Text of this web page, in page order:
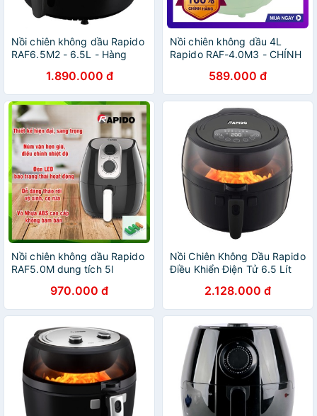
Nồi chiên không dầu Rapido
RAF6.5M2 - 6.5L - Hàng
1.890.000 đ
Nồi chiên không dầu 4L
Rapido RAF-4.0M3 - CHÍNH
589.000 đ
Nồi chiên không dầu Rapido
RAF5.0M dung tích 5l
970.000 đ
Nồi Chiên Không Dầu Rapido
Điều Khiển Điện Tử 6.5 Lít
2.128.000 đ